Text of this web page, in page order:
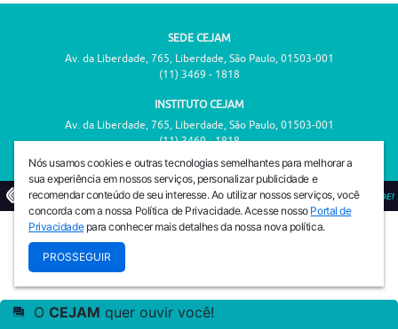
SEDE CEJAM
Av. da Liberdade, 765, Liberdade, São Paulo, 01503-001
(11) 3469 - 1818
INSTITUTO CEJAM
Av. da Liberdade, 765, Liberdade, São Paulo, 01503-001
(11) 3469 - 1818
© 2026 PREVENIR É VIVER COM QUALIDADE!
Nós usamos cookies e outras tecnologias semelhantes para melhorar a
sua experiência em nossos serviços, personalizar publicidade e
recomendar conteúdo de seu interesse. Ao utilizar nossos serviços, você
concorda com a nossa Política de Privacidade. Acesse nosso Portal de
Privacidadepara conhecer mais detalhes da nossa nova política.
PROSSEGUIR
O CEJAM quer ouvir você!